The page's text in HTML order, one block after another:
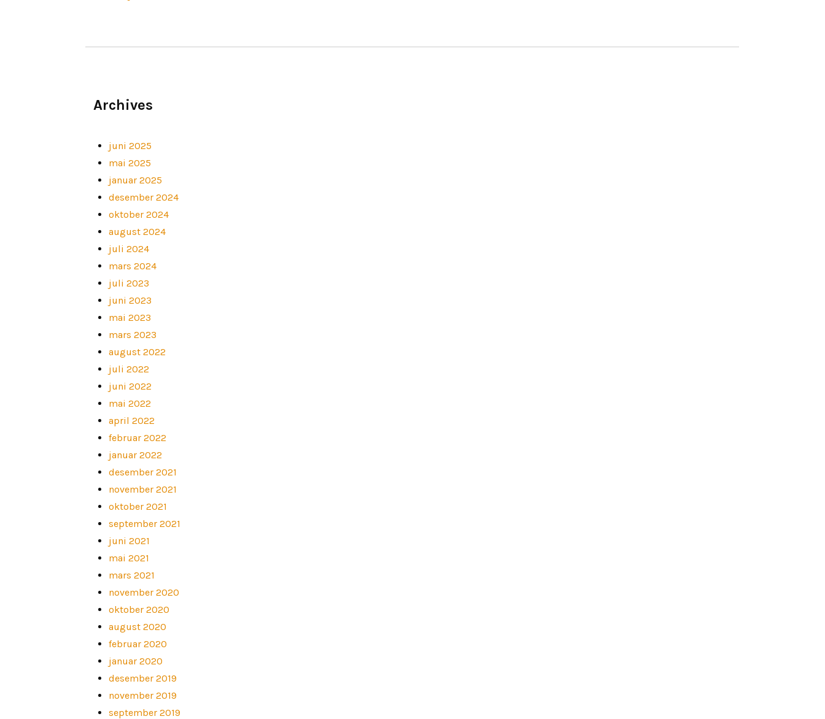
Archives
juni 2025
mai 2025
januar 2025
desember 2024
oktober 2024
august 2024
juli 2024
mars 2024
juli 2023
juni 2023
mai 2023
mars 2023
august 2022
juli 2022
juni 2022
mai 2022
april 2022
februar 2022
januar 2022
desember 2021
november 2021
oktober 2021
september 2021
juni 2021
mai 2021
mars 2021
november 2020
oktober 2020
august 2020
februar 2020
januar 2020
desember 2019
november 2019
september 2019